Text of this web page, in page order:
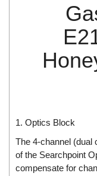
DINA Elektronik
Doctor Led Vietnam
DOLD - Autho ANS
1. Optics Block
The 4-channel (dual
of the Searchpoint
compensate for